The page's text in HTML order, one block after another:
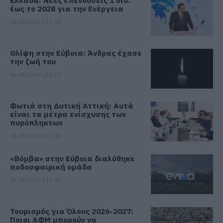
έως το 2028 για την Ενέργεια
Θλίψη στην Εύβοια: Άνδρας έχασε
την ζωή του
Φωτιά στη Δυτική Αττική: Αυτά
είναι τα μέτρα ενίσχυσης των
πυρόπληκτων
«Βόμβα» στην Εύβοια διαλύθηκε
ποδοσφαιρική ομάδα
Τουρισμός για Όλους 2026-2027:
Ποιοι ΑΦΜ μπορούν να